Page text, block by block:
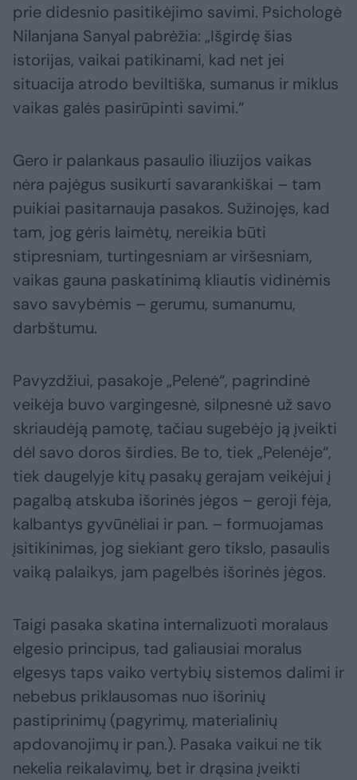
prie didesnio pasitikėjimo savimi. Psichologė
Nilanjana Sanyal pabrėžia: „Išgirdę šias
istorijas, vaikai patikinami, kad net jei
situacija atrodo beviltiška, sumanus ir miklus
vaikas galės pasirūpinti savimi.“
Gero ir palankaus pasaulio iliuzijos vaikas
nėra pajėgus susikurti savarankiškai – tam
puikiai pasitarnauja pasakos. Sužinojęs, kad
tam, jog gėris laimėtų, nereikia būti
stipresniam, turtingesniam ar viršesniam,
vaikas gauna paskatinimą kliautis vidinėmis
savo savybėmis – gerumu, sumanumu,
darbštumu.
Pavyzdžiui, pasakoje „Pelenė“, pagrindinė
veikėja buvo vargingesnė, silpnesnė už savo
skriaudėją pamotę, tačiau sugebėjo ją įveikti
dėl savo doros širdies. Be to, tiek „Pelenėje“,
tiek daugelyje kitų pasakų gerajam veikėjui į
pagalbą atskuba išorinės jėgos – geroji fėja,
kalbantys gyvūnėliai ir pan. – formuojamas
įsitikinimas, jog siekiant gero tikslo, pasaulis
vaiką palaikys, jam pagelbės išorinės jėgos.
Taigi pasaka skatina internalizuoti moralaus
elgesio principus, tad galiausiai moralus
elgesys taps vaiko vertybių sistemos dalimi ir
nebebus priklausomas nuo išorinių
pastiprinimų (pagyrimų, materialinių
apdovanojimų ir pan.). Pasaka vaikui ne tik
nekelia reikalavimų, bet ir drąsina įveikti